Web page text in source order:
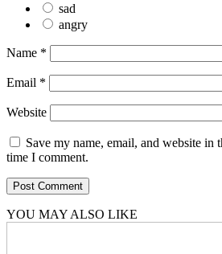
sad
angry
Name *
Email *
Website
Save my name, email, and website in
time I comment.
YOU MAY ALSO LIKE